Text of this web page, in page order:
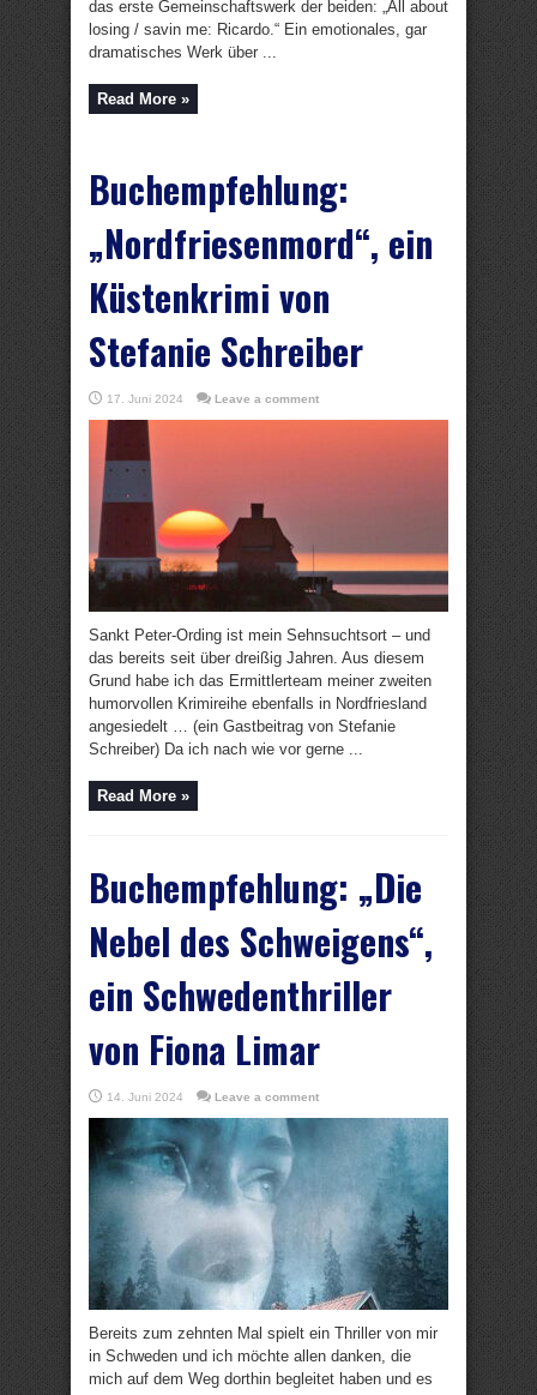
das erste Gemeinschaftswerk der beiden: „All about
losing / savin me: Ricardo.“ Ein emotionales, gar
dramatisches Werk über ...
Read More »
Buchempfehlung:
„Nordfriesenmord“, ein
Küstenkrimi von
Stefanie Schreiber
17. Juni 2024 Leave a comment
Sankt Peter-Ording ist mein Sehnsuchtsort – und
das bereits seit über dreißig Jahren. Aus diesem
Grund habe ich das Ermittlerteam meiner zweiten
humorvollen Krimireihe ebenfalls in Nordfriesland
angesiedelt … (ein Gastbeitrag von Stefanie
Schreiber) Da ich nach wie vor gerne ...
Read More »
Buchempfehlung: „Die
Nebel des Schweigens“,
ein Schwedenthriller
von Fiona Limar
14. Juni 2024 Leave a comment
Bereits zum zehnten Mal spielt ein Thriller von mir
in Schweden und ich möchte allen danken, die
mich auf dem Weg dorthin begleitet haben und es